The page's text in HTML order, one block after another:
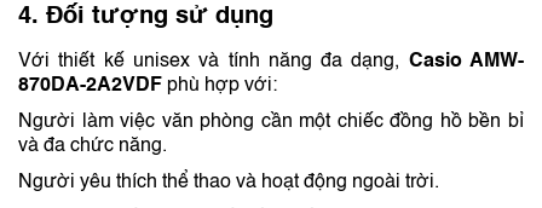
4. Đối tượng sử dụng
Với thiết kế unisex và tính năng đa dạng, Casio AMW-
870DA-2A2VDF phù hợp với:
Người làm việc văn phòng cần một chiếc đồng hồ bền bỉ
và đa chức năng.
Người yêu thích thể thao và hoạt động ngoài trời.